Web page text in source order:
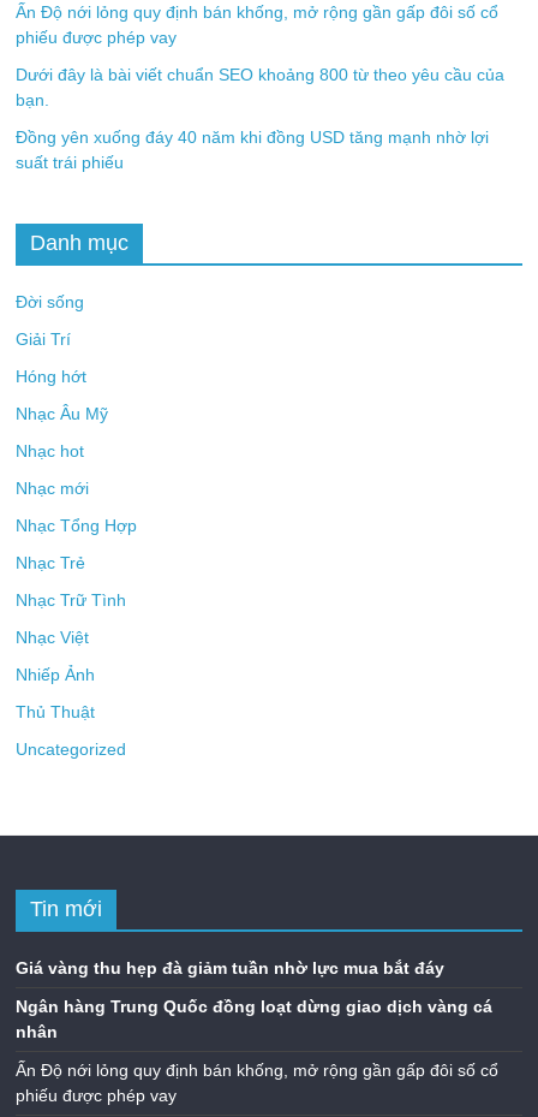
Ấn Độ nới lỏng quy định bán khống, mở rộng gần gấp đôi số cổ
phiếu được phép vay
Dưới đây là bài viết chuẩn SEO khoảng 800 từ theo yêu cầu của
bạn.
Đồng yên xuống đáy 40 năm khi đồng USD tăng mạnh nhờ lợi
suất trái phiếu
Danh mục
Đời sống
Giải Trí
Hóng hớt
Nhạc Âu Mỹ
Nhạc hot
Nhạc mới
Nhạc Tổng Hợp
Nhạc Trẻ
Nhạc Trữ Tình
Nhạc Việt
Nhiếp Ảnh
Thủ Thuật
Uncategorized
Tin mới
Giá vàng thu hẹp đà giảm tuần nhờ lực mua bắt đáy
Ngân hàng Trung Quốc đồng loạt dừng giao dịch vàng cá
nhân
Ấn Độ nới lỏng quy định bán khống, mở rộng gần gấp đôi số cổ
phiếu được phép vay